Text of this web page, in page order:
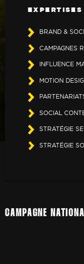
BRAND &
CAMPAGNES
INFLUENCE
MOTION
SOCIAL
STRATÉGIE
STRATÉGIE
CAMPAGNE